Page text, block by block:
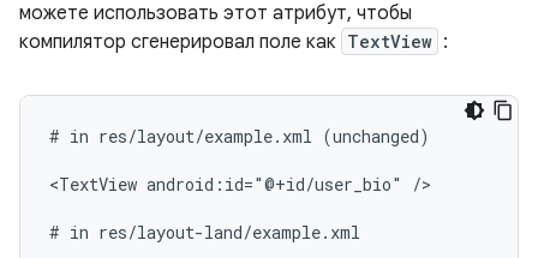
можете использовать этот атрибут, чтобы
компилятор сгенерировал поле как TextView :
# in res/layout/example.xml (unchanged)
<TextView android:id="@+id/user_bio" />
# in res/layout-land/example.xml